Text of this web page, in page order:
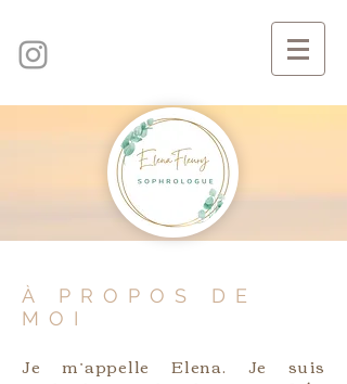
À PROPOS DE
MOI
Je m’appelle Elena. Je suis